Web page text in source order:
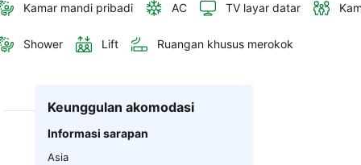
Kamar mandi pribadi AC TV layar datar
Shower Lift Ruangan khusus merokok
Keunggulan akomodasi
Informasi sarapan
Asia